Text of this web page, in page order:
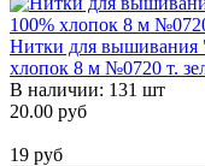
Нитки для вышивания
хлопок 8 м №0720 т.
В наличии: 131 шт
20.00 руб
19 руб